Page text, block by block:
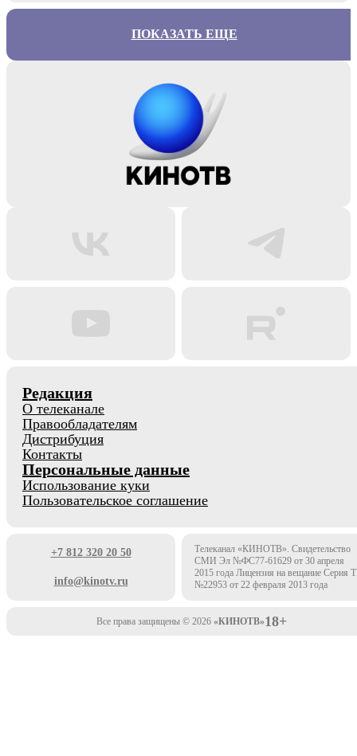
ПОКАЗАТЬ ЕЩЕ
Редакция
О телеканале
Правообладателям
Дистрибуция
Контакты
Персональные данные
Использование куки
Пользовательское соглашение
+7 812 320 20 50
info@kinotv.ru
Телеканал «КИНОТВ». Свидетельство
СМИ Эл №ФС77-61629 от 30 апреля
2015 года Лицензия на вещание Серия
№22953 от 22 февраля 2013 года
Все права защищены © 2026 «КИНОТВ»18+